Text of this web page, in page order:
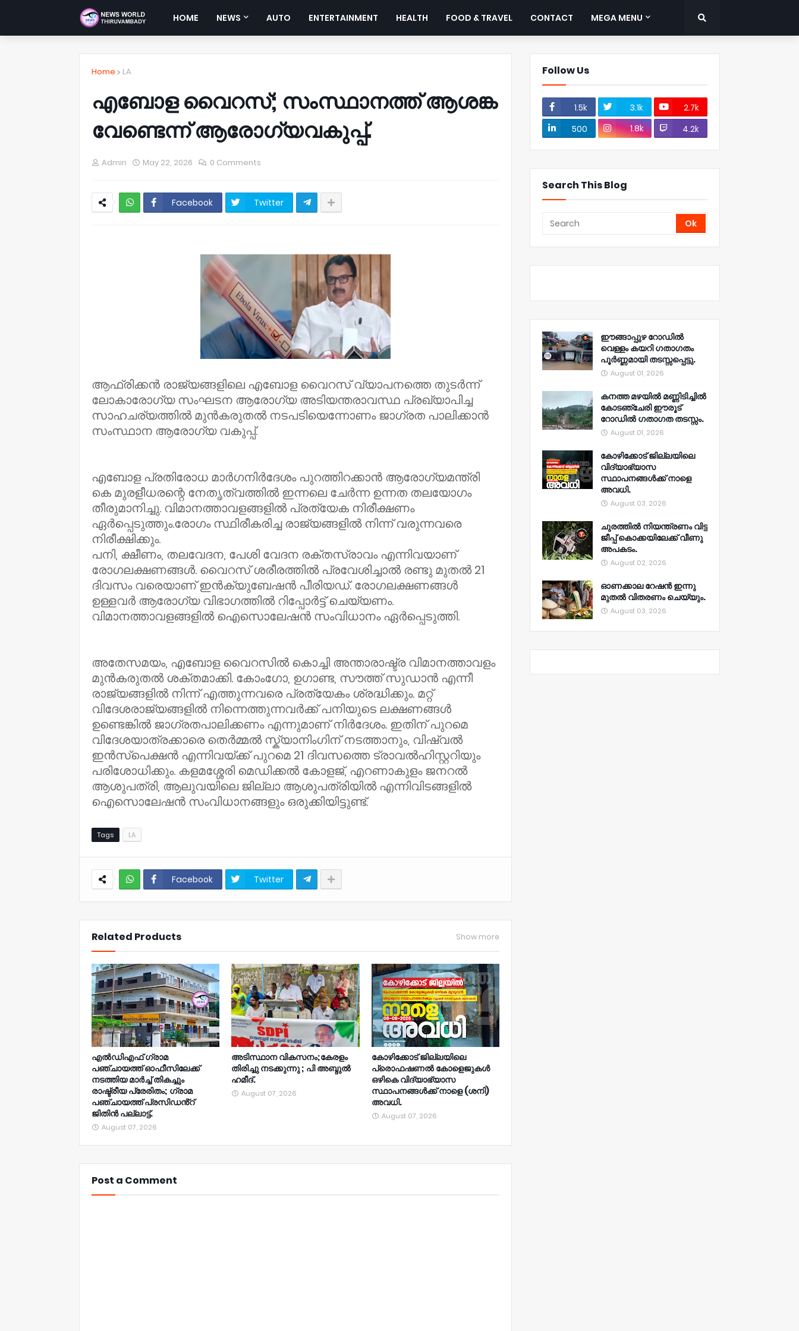
HOME NEWS AUTO ENTERTAINMENT HEALTH FOOD & TRAVEL CONTACT MEGA MENU
Home LA
എബോള വൈറസ്; സംസ്ഥാനത്ത് ആശങ്ക
വേണ്ടെന്ന് ആരോഗ്യവകുപ്പ്.
Admin May 22, 2026 0 Comments
Facebook Twitter
ആഫ്രിക്കൻ രാജ്യങ്ങളിലെ എബോള വൈറസ് വ്യാപനത്തെ തുടർന്ന്
ലോകാരോഗ്യ സംഘടന ആരോഗ്യ അടിയന്തരാവസ്ഥ പ്രഖ്യാപിച്ച
സാഹചര്യത്തിൽ മുൻകരുതൽ നടപടിയെന്നോണം ജാഗ്രത പാലിക്കാൻ
സംസ്ഥാന ആരോഗ്യ വകുപ്പ്.
എബോള പ്രതിരോധ മാർഗനിർദേശം പുറത്തിറക്കാൻ ആരോഗ്യമന്ത്രി
കെ മുരളീധരന്റെ നേതൃത്വത്തിൽ ഇന്നലെ ചേർന്ന ഉന്നത തലയോഗം
തീരുമാനിച്ചു. വിമാനത്താവളങ്ങളിൽ പ്രത്യേക നിരീക്ഷണം
ഏർപ്പെടുത്തും.രോഗം സ്ഥിരീകരിച്ച രാജ്യങ്ങളിൽ നിന്ന് വരുന്നവരെ
നിരീക്ഷിക്കും.
പനി, ക്ഷീണം, തലവേദന, പേശി വേദന രക്തസ്രാവം എന്നിവയാണ്
രോഗലക്ഷണങ്ങൾ. വൈറസ് ശരീരത്തിൽ പ്രവേശിച്ചാൽ രണ്ടു മുതൽ 21
ദിവസം വരെയാണ് ഇൻക്യുബേഷൻ പീരിയഡ്. രോഗലക്ഷണങ്ങൾ
ഉള്ളവർ ആരോഗ്യ വിഭാഗത്തിൽ റിപ്പോർട്ട് ചെയ്യണം.
വിമാനത്താവളങ്ങളിൽ ഐസൊലേഷൻ സംവിധാനം ഏർപ്പെടുത്തി.
അതേസമയം, എബോള വൈറസിൽ കൊച്ചി അന്താരാഷ്ട്ര വിമാനത്താവളം
മുൻകരുതൽ ശക്തമാക്കി. കോംഗോ, ഉഗാണ്ട, സൗത്ത് സുഡാൻ എന്നീ
രാജ്യങ്ങളിൽ നിന്ന് എത്തുന്നവരെ പ്രത്യേകം ശ്രദ്ധിക്കും. മറ്റ്
വിദേശരാജ്യങ്ങളിൽ നിന്നെത്തുന്നവർക്ക് പനിയുടെ ലക്ഷണങ്ങൾ
ഉണ്ടെങ്കിൽ ജാഗ്രതപാലിക്കണം എന്നുമാണ് നിർദേശം. ഇതിന് പുറമെ
വിദേശയാത്രക്കാരെ തെർമ്മൽ സ്ക്യാനിംഗിന് നടത്താനും, വിഷ്വൽ
ഇൻസ്പെക്ഷൻ എന്നിവയ്ക്ക് പുറമെ 21 ദിവസത്തെ ട്രാവൽഹിസ്റ്ററിയും
പരിശോധിക്കും. കളമശ്ശേരി മെഡിക്കൽ കോളജ്, എറണാകുളം ജനറൽ
ആശുപത്രി, ആലുവയിലെ ജില്ലാ ആശുപത്രിയിൽ എന്നിവിടങ്ങളിൽ
ഐസൊലേഷൻ സംവിധാനങ്ങളും ഒരുക്കിയിട്ടുണ്ട്.
Tags LA
Facebook Twitter
Related Products Show more
എൽഡിഎഫ് ഗ്രാമ
പഞ്ചായത്ത് ഓഫീസിലേക്ക്
നടത്തിയ മാർച്ച് തികച്ചും
രാഷ്ട്രീയ പ്രേരിതം; ഗ്രാമ
പഞ്ചായത്ത് പ്രസിഡൻ്റ്
ജിതിൻ പല്ലാട്ട്.
August 07, 2026
അടിസ്ഥാന വികസനം;കേരളം
തിരിച്ചു നടക്കുന്നു ; പി അബ്ദുൽ
ഹമീദ്.
August 07, 2026
കോഴിക്കോട് ജില്ലയിലെ
പ്രൊഫഷണൽ കോളെജുകൾ
ഒഴികെ വിദ്യാഭ്യാസ
സ്ഥാപനങ്ങൾക്ക് നാളെ (ശനി)
അവധി.
August 07, 2026
Post a Comment
Follow Us
1.5k 3.1k
2.7k
500
1.8k 4.2k
Search This Blog
ഈങ്ങാപ്പുഴ റോഡിൽ
വെള്ളം കയറി ഗതാഗതം
പൂർണ്ണമായി തടസ്സപ്പെട്ടു.
August 01, 2026
കനത്ത മഴയിൽ മണ്ണിടിച്ചിൽ
കോടഞ്ചേരി ഈരൂട്
റോഡിൽ ഗതാഗത തടസ്സം.
August 01, 2026
കോഴിക്കോട് ജില്ലയിലെ
വിദ്യാഭ്യാസ
സ്ഥാപനങ്ങൾക്ക് നാളെ
അവധി.
August 03, 2026
ചുരത്തിൽ നിയന്ത്രണം വിട്ട
ജീപ്പ് കൊക്കയിലേക്ക് വീണു
അപകടം.
August 02, 2026
ഓണക്കാല റേഷൻ ഇന്നു
മുതല്‍ വിതരണം ചെയ്യും.
August 03, 2026